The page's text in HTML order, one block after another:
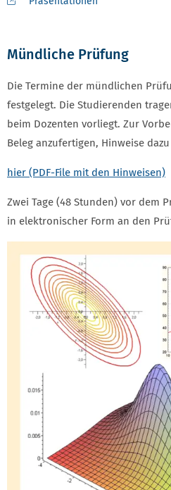
Mündliche Prüfung
Die Termine der mündlichen
festgelegt. Die Studierenden
beim Dozenten vorliegt. Zur
Beleg anzufertigen, Hinweise
hier (PDF-File mit den Hinweisen)
Zwei Tage (48 Stunden) vor dem
in elektronischer Form an den